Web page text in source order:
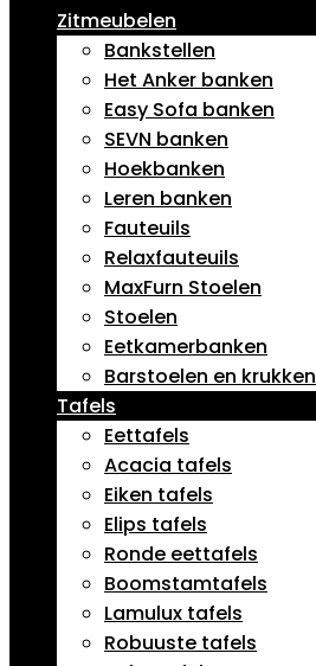
Zitmeubelen
Bankstellen
Het Anker banken
Easy Sofa banken
SEVN banken
Hoekbanken
Leren banken
Fauteuils
Relaxfauteuils
MaxFurn Stoelen
Stoelen
Eetkamerbanken
Barstoelen en krukken
Tafels
Eettafels
Acacia tafels
Eiken tafels
Elips tafels
Ronde eettafels
Boomstamtafels
Lamulux tafels
Robuuste tafels